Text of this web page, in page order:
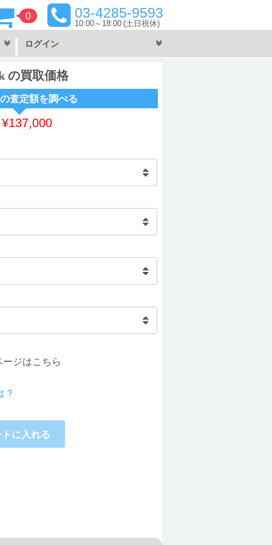
03-4285-9593
10:00～18:00 (土日祝休)
0
ログイン
の買取価格
査定額を調べる
¥137,000
ージはこちら
？
に入れる